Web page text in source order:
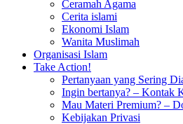
Ceramah Agama
Cerita islami
Ekonomi Islam
Wanita Muslimah
Organisasi Islam
Take Action!
Pertanyaan yang Sering
Ingin bertanya? – Kontak
Mau Materi Premium? –
Kebijakan Privasi